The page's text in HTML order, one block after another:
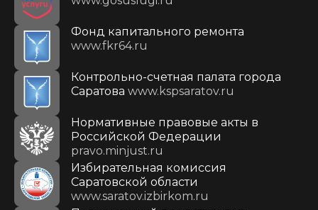
Фонд капитального ремонта
www.fkr64.ru
Контрольно-счетная палата города
Саратова www.kspsaratov.ru
Нормативные правовые акты в
Российской Федерации
pravo.minjust.ru
Избирательная комиссия
Саратовской области
www.saratov.izbirkom.ru